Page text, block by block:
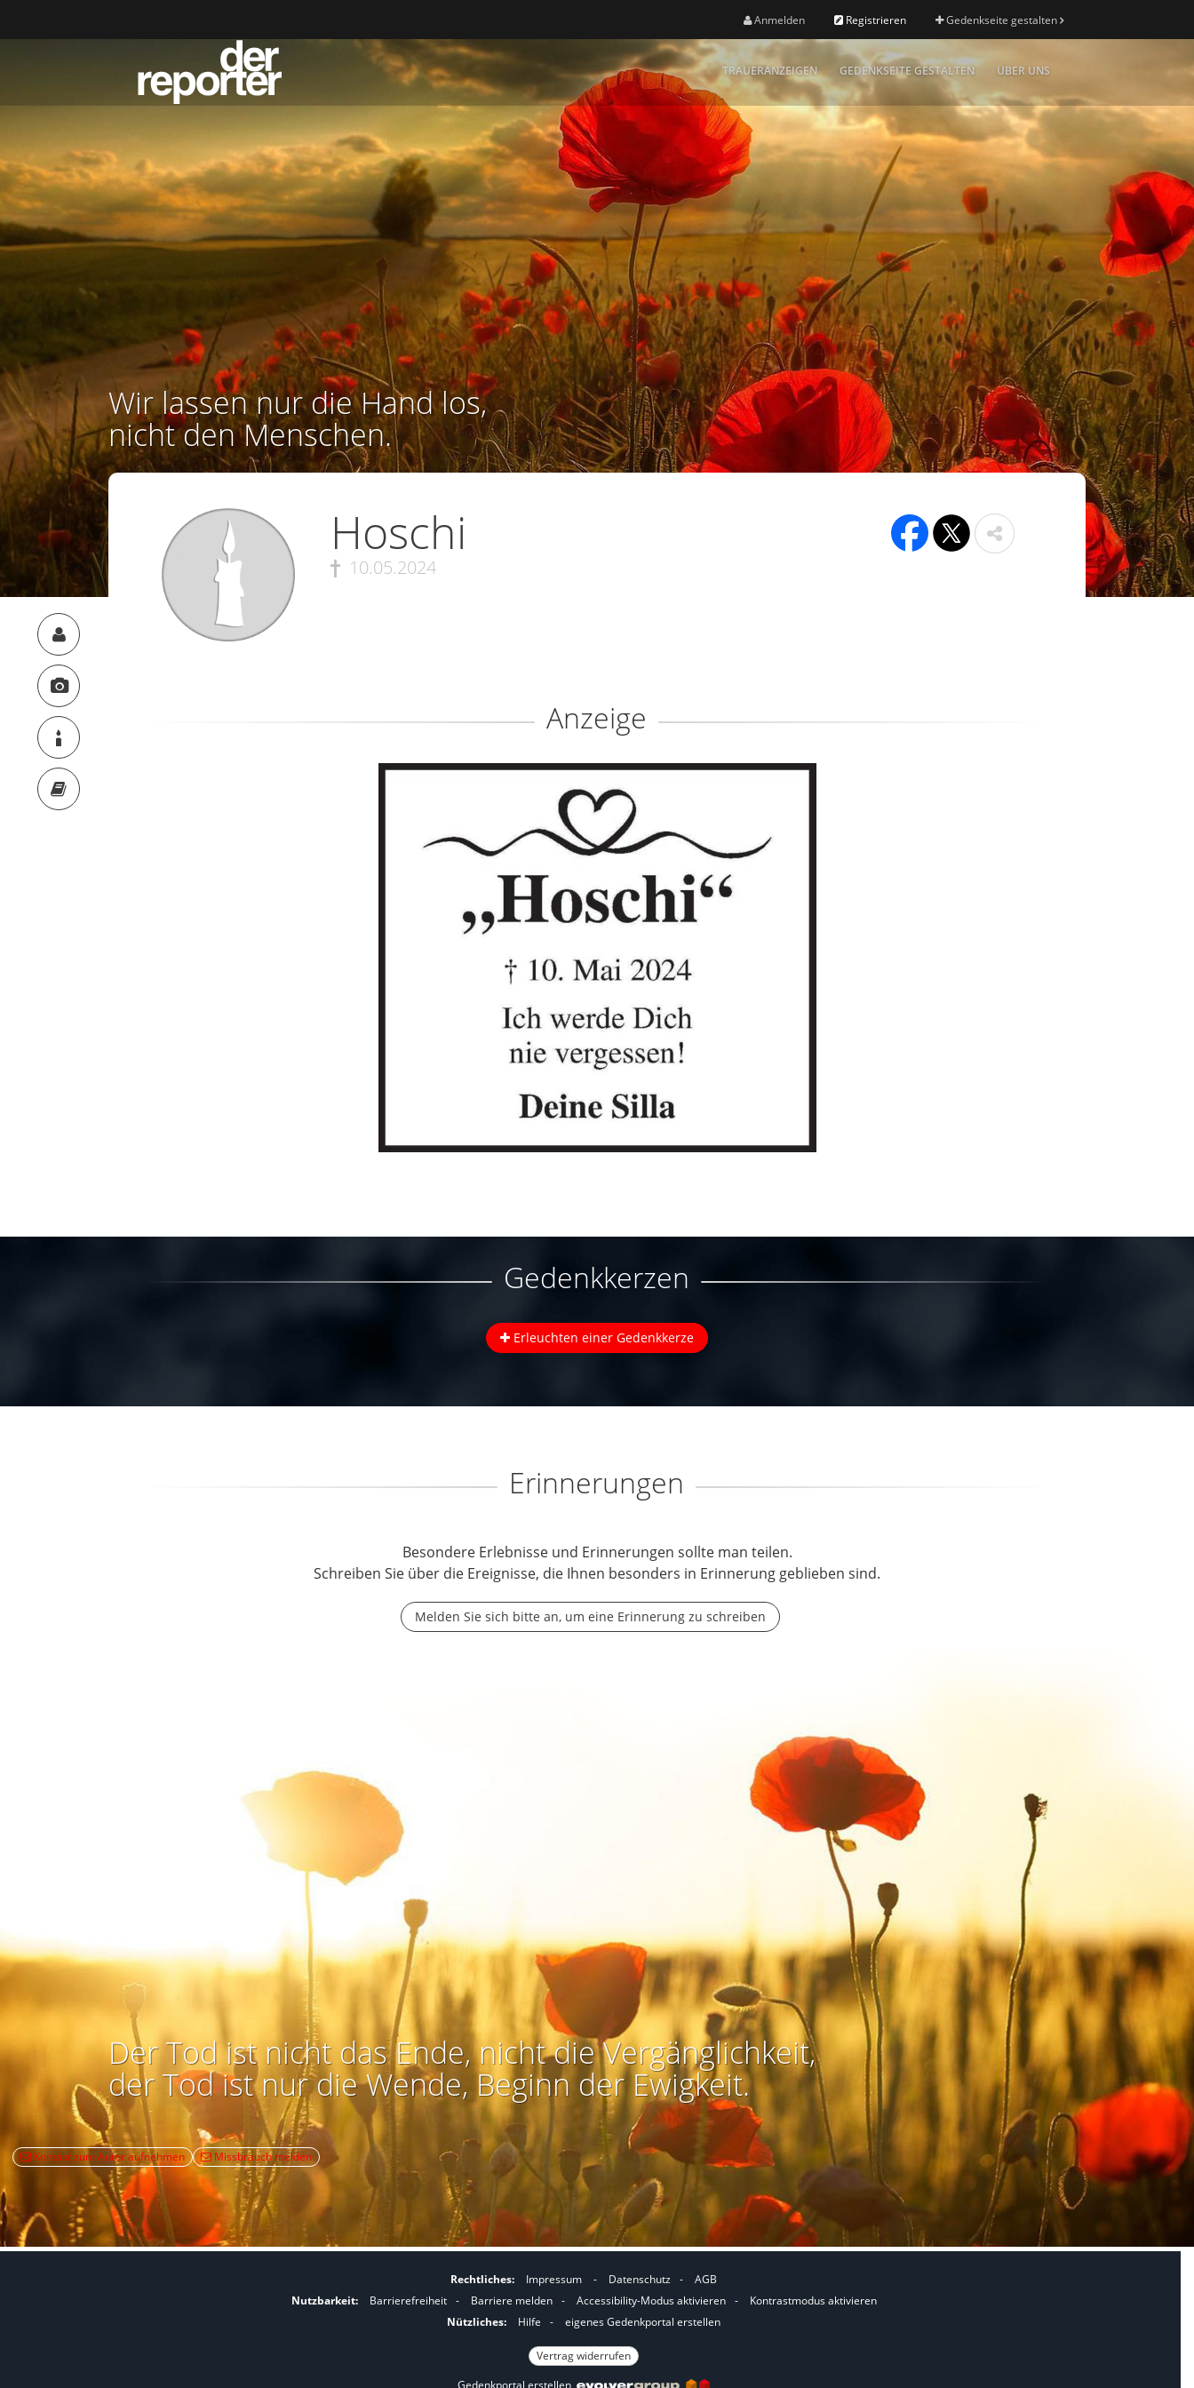
Anmelden Registrieren Gedenkseite gestalten
TRAUERANZEIGEN GEDENKSEITE GESTALTEN ÜBER UNS
Wir lassen nur die Hand los,
nicht den Menschen.
Hoschi
10.05.2024
Anzeige
Gedenkkerzen
Erleuchten einer Gedenkkerze
Erinnerungen
Besondere Erlebnisse und Erinnerungen sollte man teilen.
Schreiben Sie über die Ereignisse, die Ihnen besonders in Erinnerung geblieben sind.
Melden Sie sich bitte an, um eine Erinnerung zu schreiben
Der Tod ist nicht das Ende, nicht die Vergänglichkeit,
der Tod ist nur die Wende, Beginn der Ewigkeit.
Kontakt zum Autor aufnehmen Missbrauch melden
Rechtliches: Impressum - Datenschutz -
AGB
Nutzbarkeit:
Barrierefreiheit - Barriere melden -
I
m
c
c
Accessibility-Modus aktivieren -
IKontrastmodus aktivieren
Nützliches:
Hilfe - eigenes Gedenkportal erstellen
Vertrag widerrufen
Gedenkportal erstellen